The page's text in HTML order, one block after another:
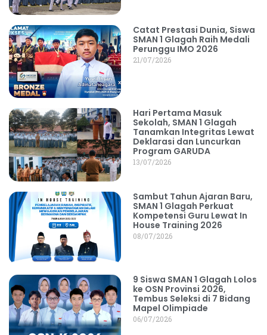
Catat Prestasi Dunia, Siswa
SMAN 1 Glagah Raih Medali
Perunggu IMO 2026
21/07/2026
Hari Pertama Masuk
Sekolah, SMAN 1 Glagah
Tanamkan Integritas Lewat
Deklarasi dan Luncurkan
Program GARUDA
13/07/2026
Sambut Tahun Ajaran Baru,
SMAN 1 Glagah Perkuat
Kompetensi Guru Lewat In
House Training 2026
08/07/2026
9 Siswa SMAN 1 Glagah Lolos
ke OSN Provinsi 2026,
Tembus Seleksi di 7 Bidang
Mapel Olimpiade
06/07/2026